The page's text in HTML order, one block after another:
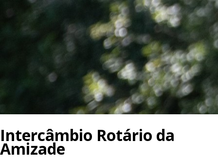
Intercâmbio Rotário da
Amizade